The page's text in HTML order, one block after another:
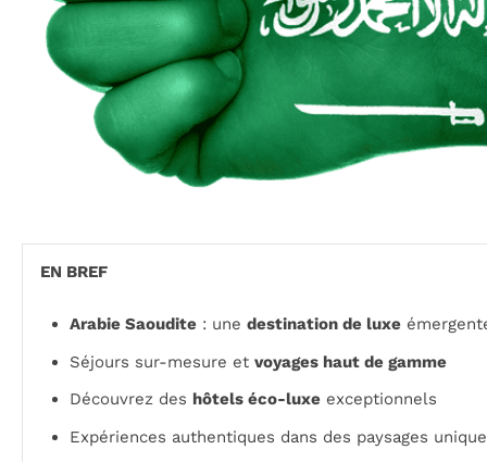
EN BREF
Arabie Saoudite : une destination de luxe
Séjours sur-mesure et voyages haut de gamme
Découvrez des hôtels éco-luxe exceptionnels
Expériences authentiques dans des paysages